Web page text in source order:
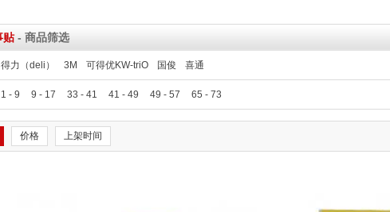
贴- 商品筛选
得力（deli） 3M 可得优KW-triO 国俊 喜通
1 - 9 9 - 17 33 - 41 41 - 49 49 - 57 65 - 73
价格 上架时间